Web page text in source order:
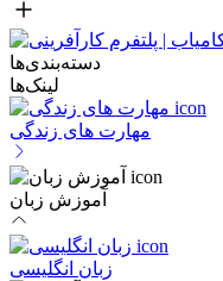
دسته‌بندی‌ها
لینک‌ها
مهارت های زندگی
آموزش زبان
زبان انگلیسی